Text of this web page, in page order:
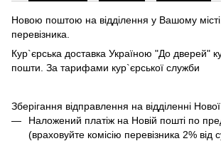
Новою поштою на відділення у Вашому
перевізника.
Кур`єрська доставка Україною "До дверей"
пошти. За тарифами кур`єрської служби
Зберігання відправлення на відділенні
Наложений платіж на Новій пошті по
(враховуйте комісію перевізника 2% від